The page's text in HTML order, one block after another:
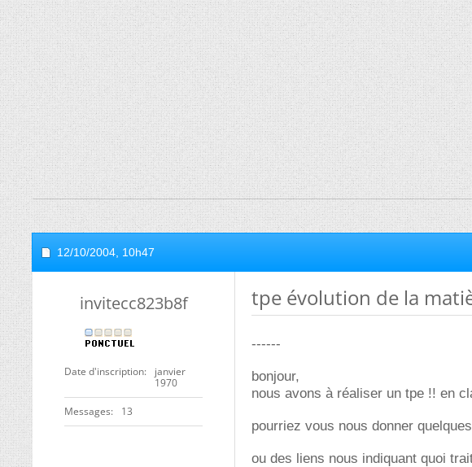
12/10/2004, 10h47
invitecc823b8f
Date d'inscription
janvier
1970
Messages 13
tpe évolution de la
------
bonjour,
nous avons à réaliser un tpe !! en
pourriez vous nous donner
ou des liens nous indiquant quoi